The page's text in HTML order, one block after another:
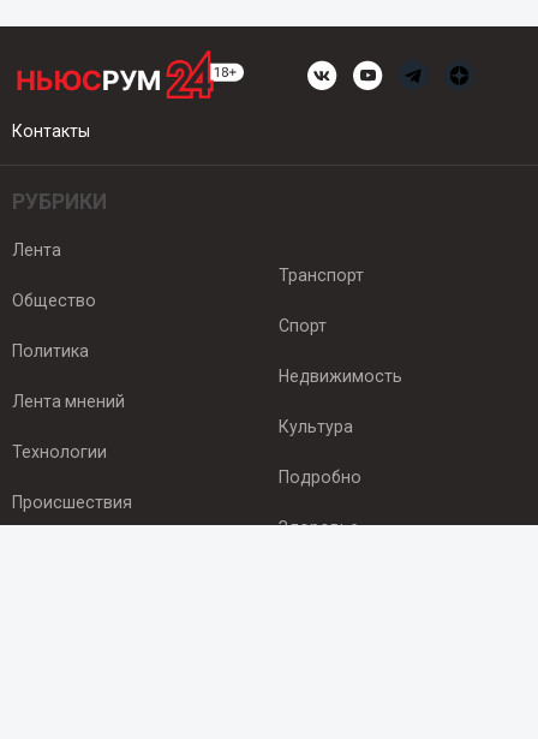
Контакты
РУБРИКИ
Лента
Общество
Политика
Лента мнений
Технологии
Происшествия
Транспорт
Спорт
Недвижимость
Культура
Подробно
Здоровье